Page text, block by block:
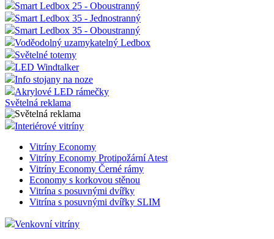
Smart Ledbox 25 - Oboustranný
Smart Ledbox 35 - Jednostranný
Smart Ledbox 35 - Oboustranný
Voděodolný uzamykatelný Ledbox
Světelné totemy
LED Windtalker
Info stojany na noze
Akrylové LED rámečky
Světelná reklama
Interiérové vitríny
Vitríny Economy
Vitríny Economy Protipožární Atest
Vitríny Economy Černé rámy
Economy s korkovou stěnou
Vitrína s posuvnými dvířky
Vitrína s posuvnými dvířky SLIM
Venkovní vitríny